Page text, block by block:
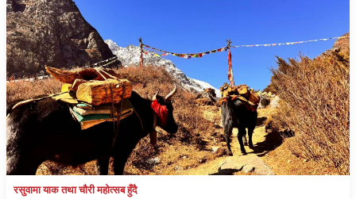
रसुवामा याक तथा चाैरी महाेत्सब हुँदै